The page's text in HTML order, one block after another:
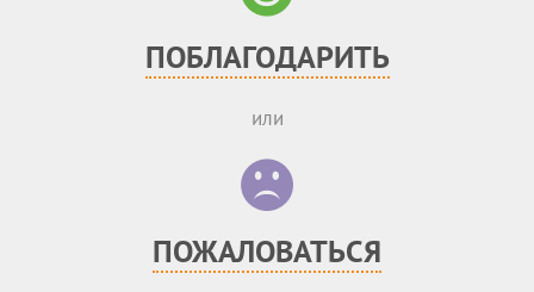
ПОБЛАГОДАРИТЬ
или
ПОЖАЛОВАТЬСЯ